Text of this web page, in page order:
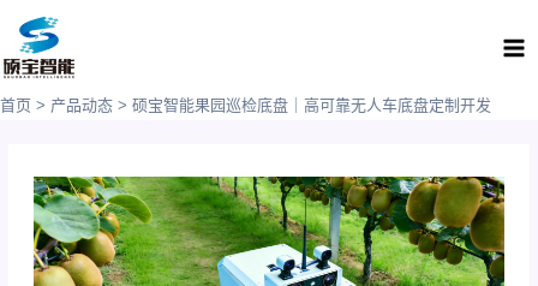
内
首页 产品动态 硕宝智能果园巡检底盘｜高可靠无人车底盘定制开发